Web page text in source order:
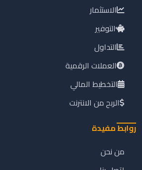
الاستثمار
التوفير
التداول
العملات الرقمية
التخطيط المالي
الربح من الانترنت
روابط مفيدة
من نحن